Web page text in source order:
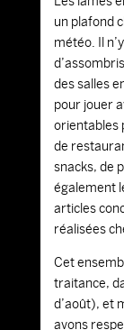
un plafond
météo. Il
des salles
pour jouer
orientables
de
snacks, de
également
articles
réalisées
Cet
traitance,
d’août), et
avons